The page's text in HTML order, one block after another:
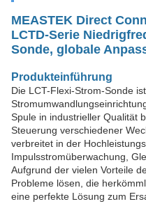
MEASTEK Direct
LCTD-Serie
Sonde, globale
Produkteinführung
Die LCT-Flexi-Strom-Sonde
Spule in industrieller Qualität
Steuerung verschiedener
verbreitet in der
Impulsstromüberwachung,
Aufgrund der vielen Vorteile
Probleme lösen, die
eine perfekte Lösung zum